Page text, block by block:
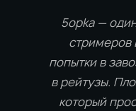
5opka —
стримеров
попытки в
в рейтузы.
который